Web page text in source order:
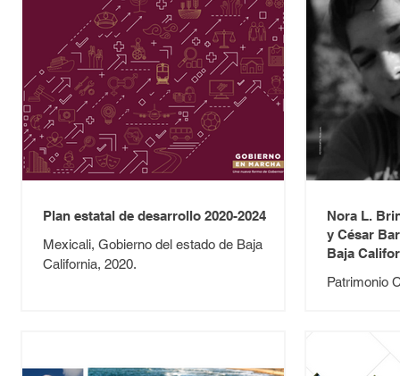
Plan estatal de desarrollo 2020-2024
Mexicali, Gobierno del estado de Baja
California, 2020.
Nora L.
y César
Baja
Patrimonio